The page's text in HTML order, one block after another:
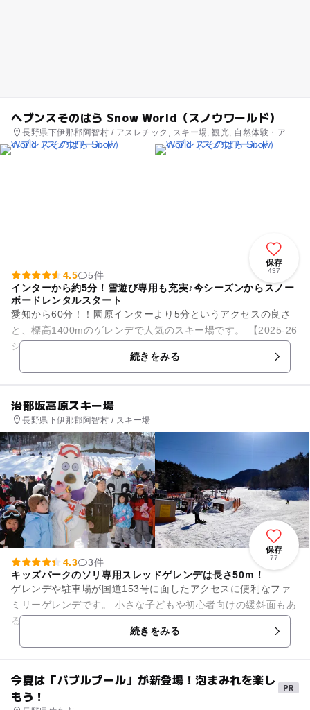
ヘブンスそのはら Snow World（スノウワールド）
長野県下伊那郡阿智村 / アスレチック, スキー場, 観光, 自然体験・アク
ティビティ
保存
437
4.5
5件
インターから約5分！雪遊び専用も充実♪今シーズンからスノー
ボードレンタルスタート
愛知から60分！！園原インターより5分というアクセスの良さ
と、標高1400mのゲレンデで人気のスキー場です。 【2025-26
シーズンからスノーボードレンタル開始】 いよいよスノーボー
続きをみる
治部坂高原スキー場
長野県下伊那郡阿智村 / スキー場
保存
77
4.3
3件
キッズパークのソリ専用スレッドゲレンデは長さ50ｍ！
ゲレンデや駐車場が国道153号に面したアクセスに便利なファ
ミリーゲレンデです。 小さな子どもや初心者向けの緩斜面もあ
るので安心して滑れます。キッズパークにあるそり専用の本格
続きをみる
今夏は「バブルプール」が新登場！泡まみれを楽し
もう！